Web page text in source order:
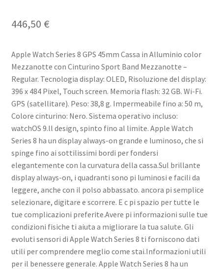
446,50 €
Apple Watch Series 8 GPS 45mm Cassa in Alluminio color
Mezzanotte con Cinturino Sport Band Mezzanotte –
Regular. Tecnologia display: OLED, Risoluzione del display:
396 x 484 Pixel, Touch screen. Memoria flash: 32 GB. Wi-Fi.
GPS (satellitare). Peso: 38,8 g. Impermeabile fino a: 50 m,
Colore cinturino: Nero. Sistema operativo incluso:
watchOS 9.ll design, spinto fino al limite. Apple Watch
Series 8 ha un display always-on grande e luminoso, che si
spinge fino ai sottilissimi bordi per fondersi
elegantemente con la curvatura della cassa.Sul brillante
display always-on, i quadranti sono pi luminosi e facili da
leggere, anche con il polso abbassato. ancora pi semplice
selezionare, digitare e scorrere. E c pi spazio per tutte le
tue complicazioni preferite.Avere pi informazioni sulle tue
condizioni fisiche ti aiuta a migliorare la tua salute. Gli
evoluti sensori di Apple Watch Series 8 ti forniscono dati
utili per comprendere meglio come stai.Informazioni utili
per il benessere generale. Apple Watch Series 8 ha un